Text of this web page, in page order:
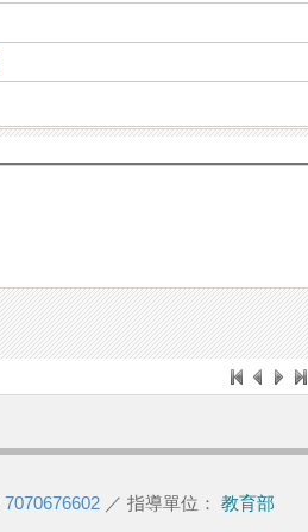
7070676602 ／ 指導單位： 教育部